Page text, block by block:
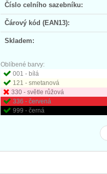
Číslo celního sazebníku:
Čárový kód (EAN13):
Skladem:
Oblíbené barvy:
001 - bílá
121 - smetanová
330 - světle růžová
336 - červená
999 - černá